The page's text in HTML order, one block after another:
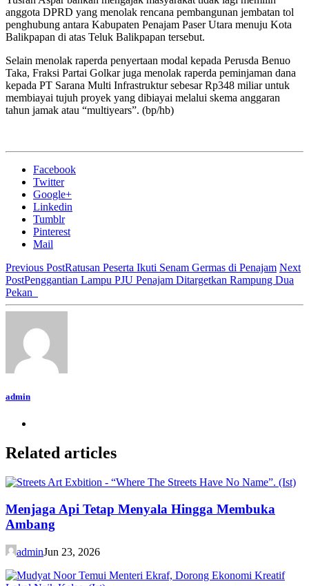
anggota DPRD yang menolak rencana pembangunan jembatan tol
penghubung antara Kabupaten Penajam Paser Utara menuju Kota
Balikpapan di atas Teluk Balikpapan tersebut.
Selain menolak raperda penyertaan modal kepada Perusda Benuo
Taka, Fraksi Partai Golkar juga menolak raperda peminjaman dana
kepada PT Sarana Multi Infrastruktur sebesar Rp348 miliar untuk
membiayai tujuh proyek yang dibiayai melalui skema anggaran
tahun jamak atau “multiyears”. (bp/hb)
Facebook
Twitter
Google+
Linkedin
Tumblr
Pinterest
Mail
Previous PostRatusan Peserta Ikuti Senam Germas di Penajam Next
PostPenggantian Lampu PJU Penajam Ditargetkan Rampung Dua
Pekan
admin
Related articles
Menjaga Api Tetap Menyala Hingga Membuka
Ambang
adminJun 23, 2026